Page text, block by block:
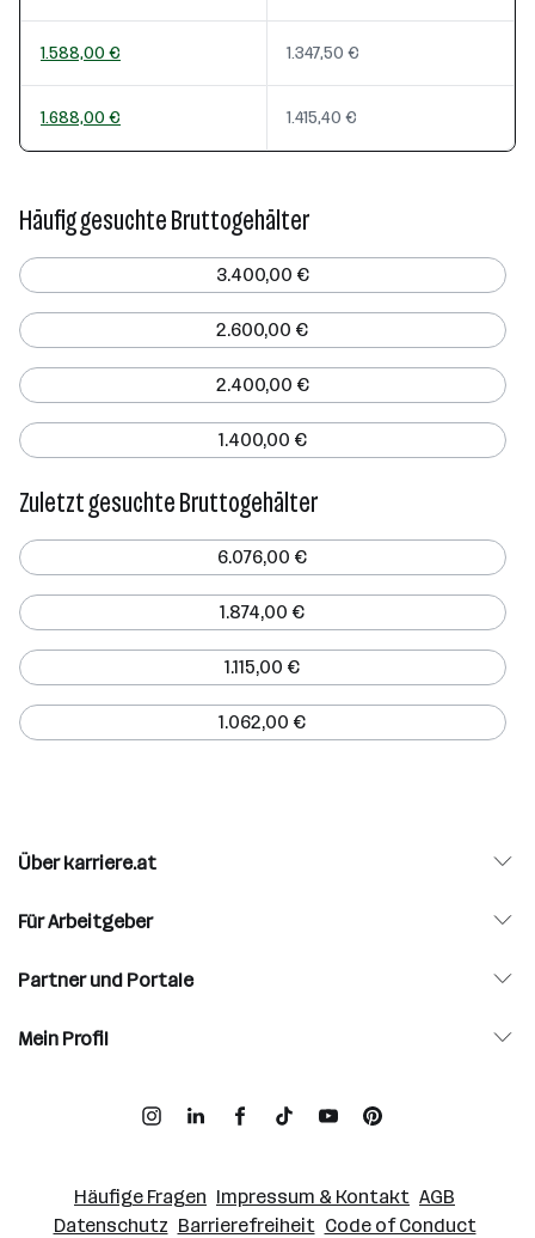
1.588,00 € 1.347,50 €
1.688,00 € 1.415,40 €
Häufig gesuchte Bruttogehälter
3.400,00 €
2.600,00 €
2.400,00 €
1.400,00 €
Zuletzt gesuchte Bruttogehälter
6.076,00 €
1.874,00 €
1.115,00 €
1.062,00 €
Über karriere.at
Für Arbeitgeber
Partner und Portale
Mein Profil
Häufige Fragen Impressum & Kontakt AGB
Datenschutz Barrierefreiheit Code of Conduct